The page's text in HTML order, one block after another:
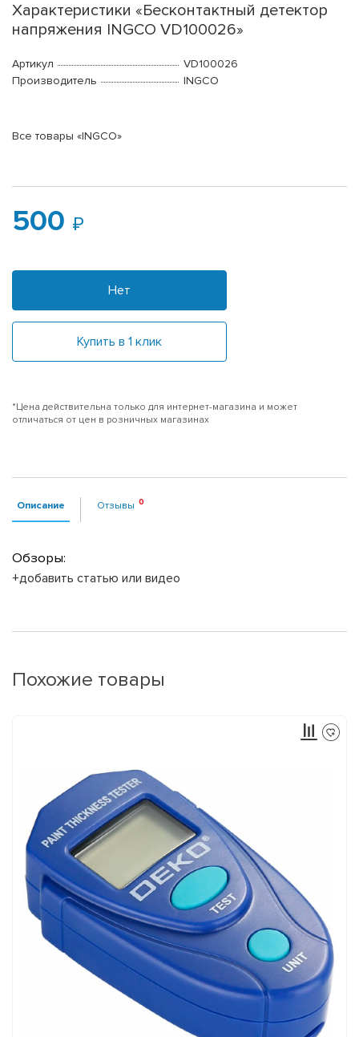
Характеристики «Бесконтактный детектор
напряжения INGCO VD100026»
Артикул
VD100026
Производитель
INGCO
Все товары «INGCO»
500
Нет
Купить в 1 клик
*Цена действительна только для интернет-магазина и может
отличаться от цен в розничных магазинах
Описание Отзывы
Обзоры:
+добавить статью или видео
Похожие товары